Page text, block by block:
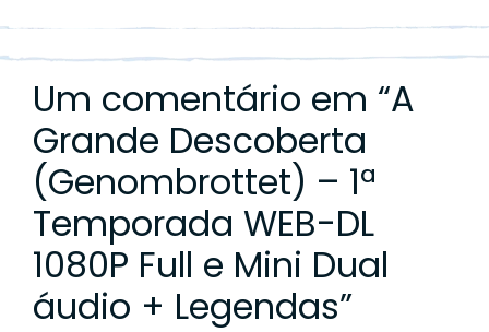
Um comentário em “A
Grande Descoberta
(Genombrottet) – 1ª
Temporada WEB-DL
1080P Full e Mini Dual
áudio + Legendas”